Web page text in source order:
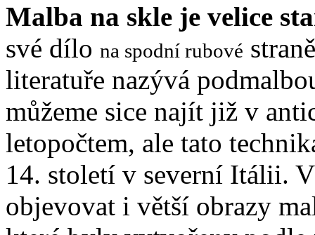
Malba na skle je velice
své dílo na spodní rubové
literatuře nazývá
můžeme sice najít již v
letopočtem, ale tato
14. století v severní Itálii.
objevovat i větší obrazy